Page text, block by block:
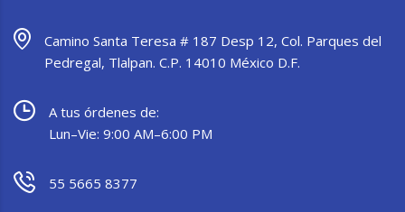
Camino Santa Teresa # 187 Desp 12, Col. Parques del
Pedregal, Tlalpan. C.P. 14010 México D.F.
A tus órdenes de:
Lun–Vie: 9:00 AM–6:00 PM
55 5665 8377